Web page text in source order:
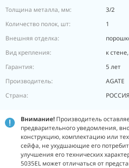
Толщина металла, мм:
3/2
Количество полок, шт:
1
Внешняя отделка:
Вид крепления:
к
Гарантия:
5 лет
Производитель:
AGATE
Страна:
РОССИЯ
Внимание! Производитель
предварительного уведомления,
конструкцию, комплектацию или
сейфа, не ухудшающие его
улучшения его технических
5035EL может отличаться от